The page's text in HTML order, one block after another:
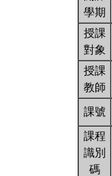
學期
授課
對象
授課
教師
課號
課程
識別
碼